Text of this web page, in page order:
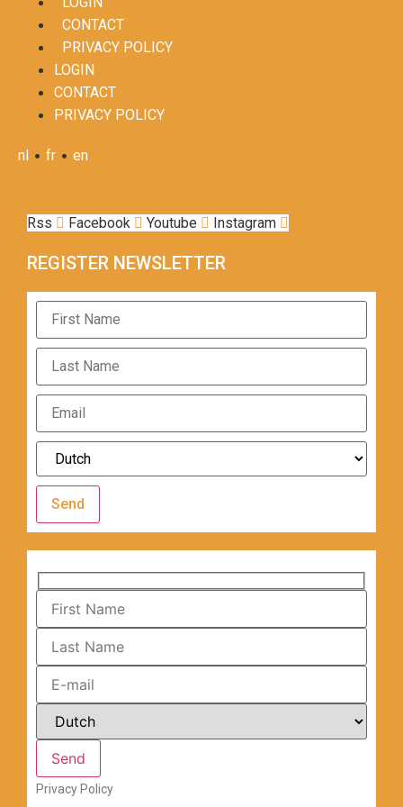
CONTACT
PRIVACY POLICY
LOGIN
CONTACT
PRIVACY POLICY
nl • fr • en
Rss Facebook Youtube Instagram
REGISTER NEWSLETTER
Send
Privacy Policy